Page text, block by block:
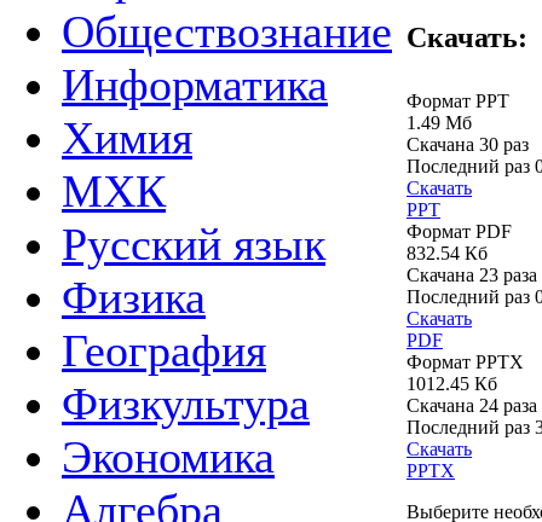
Обществознание
Информатика
Химия
МХК
Русский язык
Физика
География
Физкультура
Экономика
Алгебра
Скачать:
Формат PPT
1.49 Мб
Скачана 30 раз
Последний раз
Скачать
PPT
Формат PDF
832.54 Кб
Скачана 23 раза
Последний раз
Скачать
PDF
Формат PPTX
1012.45 Кб
Скачана 24 раза
Последний раз
Скачать
PPTX
Выберите